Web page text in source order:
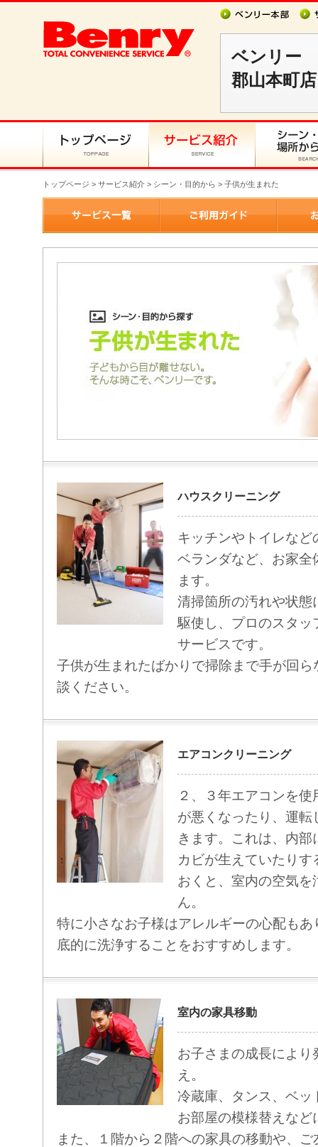
ベンリー
郡山本町店
トップページ > サービス紹介 > シーン・目的から > 子供が生まれた
ハウスクリーニング
キッチンやトイレな
ベランダなど、お家全
ます。
清掃箇所の汚れや状態
駆使し、プロのスタッ
サービスです。
子供が生まれたばかりで掃除まで手が回
談ください。
エアコンクリーニング
２、３年エアコンを
が悪くなったり、運
きます。これは、内
カビが生えていたり
おくと、室内の空気
ん。
特に小さなお子様はアレルギーの心配も
底的に洗浄することをおすすめします。
室内の家具移動
お子さまの成長によ
え。
冷蔵庫、タンス、ベ
お部屋の模様替えな
また、１階から２階への家具の移動や、